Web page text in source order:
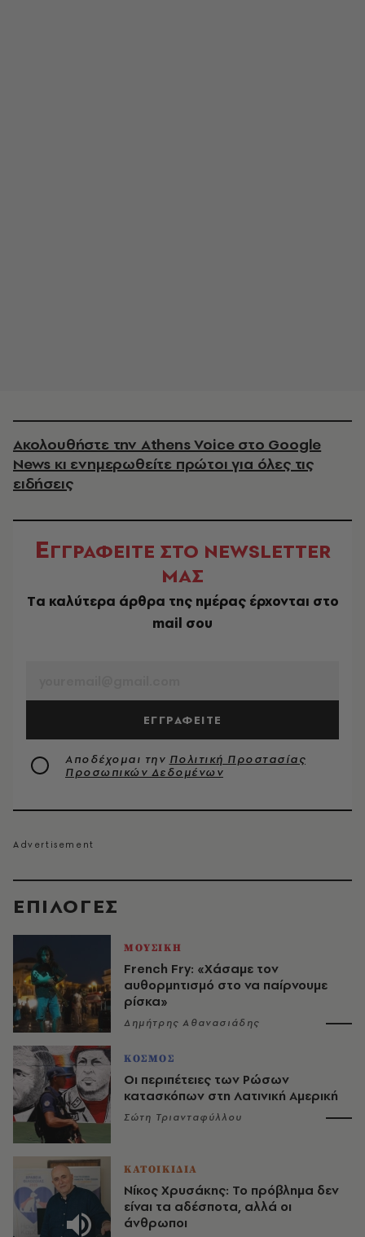
EΠΙΛΟΓΈΣ
ΜΟΥΣΙΚΗ
French Fry: «Χάσαμε τον
αυθορμητισμό στο να παίρνουμε
ρίσκα»
Δημήτρης Αθανασιάδης
ΚΟΣΜΟΣ
Οι περιπέτειες των Ρώσων
κατασκόπων στη Λατινική Αμερική
Σώτη Τριανταφύλλου
ΚΑΤΟΙΚΙΔΙΑ
Νίκος Χρυσάκης: Το πρόβλημα δεν
είναι τα αδέσποτα, αλλά οι
άνθρωποι
Ακολουθήστε την Athens Voice στο Google
News κι ενημερωθείτε πρώτοι για όλες τις
ειδήσεις
ΕΓΓΡΑΦΕΙΤΕ ΣΤΟ NEWSLETTER
ΜΑΣ
Tα καλύτερα άρθρα της ημέρας έρχονται στο
mail σου
ΕΓΓΡΑΦΕΙΤΕ
Αποδέχομαι την Πολιτική Προστασίας
Προσωπικών Δεδομένων